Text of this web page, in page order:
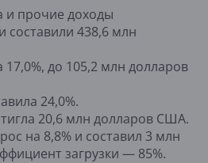
и прочие доходы
составили 438,6 млн
17,0%, до 105,2 млн долларов
24,0%.
20,6 млн долларов США.
на 8,8% и составил 3 млн
загрузки — 85%.